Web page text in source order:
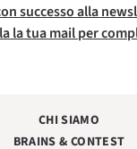
successo alla
la tua mail per
CHI SIAMO
BRAINS & CONTEST